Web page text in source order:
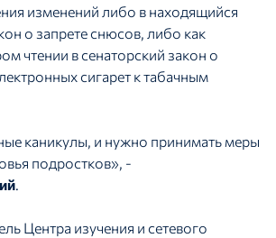
изменений либо в находящийся
о запрете снюсов, либо как
чтении в сенаторский закон о
сигарет к табачным
каникулы, и нужно принимать меры
подростков», -
.
Центра изучения и сетевого